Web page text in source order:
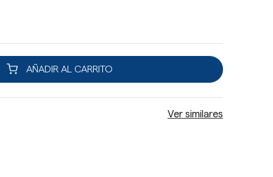
AÑADIR AL CARRITO
Ver similares